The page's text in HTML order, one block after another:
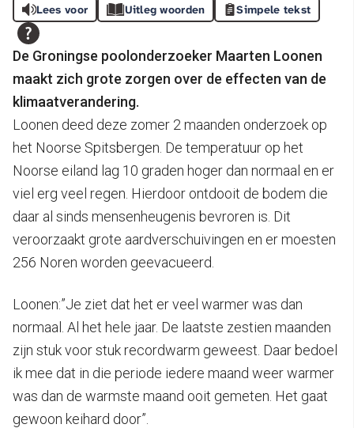
Lees voor Uitleg woorden Simpele tekst
De Groningse poolonderzoeker Maarten Loonen
maakt zich grote zorgen over de effecten van de
klimaatverandering.
Loonen deed deze zomer 2 maanden onderzoek op
het Noorse Spitsbergen. De temperatuur op het
Noorse eiland lag 10 graden hoger dan normaal en er
viel erg veel regen. Hierdoor ontdooit de bodem die
daar al sinds mensenheugenis bevroren is. Dit
veroorzaakt grote aardverschuivingen en er moesten
256 Noren worden geevacueerd.
Loonen:”Je ziet dat het er veel warmer was dan
normaal. Al het hele jaar. De laatste zestien maanden
zijn stuk voor stuk recordwarm geweest. Daar bedoel
ik mee dat in die periode iedere maand weer warmer
was dan de warmste maand ooit gemeten. Het gaat
gewoon keihard door”.